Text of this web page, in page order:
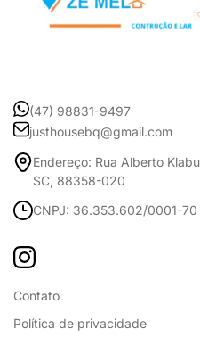
(47) 98831-9497
justhousebq@gmail.com
Endereço: Rua Alberto
SC, 88358-020
CNPJ: 36.353.602/0001-70
Contato
Política de privacidade